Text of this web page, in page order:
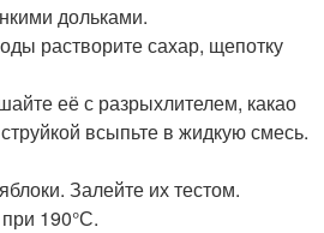
дольками.
растворите сахар, щепотку
её с разрыхлителем, какао
всыпьте в жидкую смесь.
Залейте их тестом.
190°С.